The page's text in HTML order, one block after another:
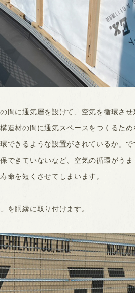
間に通気層を設けて、空気を循環さ
造材の間に通気スペースをつくるた
できるような設置がされているか」
できていないなど、空気の循環がう
命を短くさせてしまいます。
を胴縁に取り付けます。